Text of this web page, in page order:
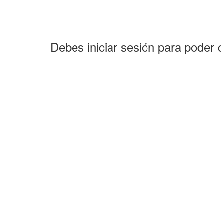
Debes iniciar sesión para poder